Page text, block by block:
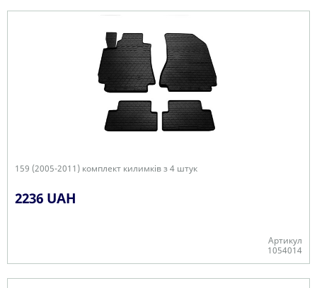
159 (2005-2011) комплект килимків з 4 штук
2236 UAH
Артикул
1054014